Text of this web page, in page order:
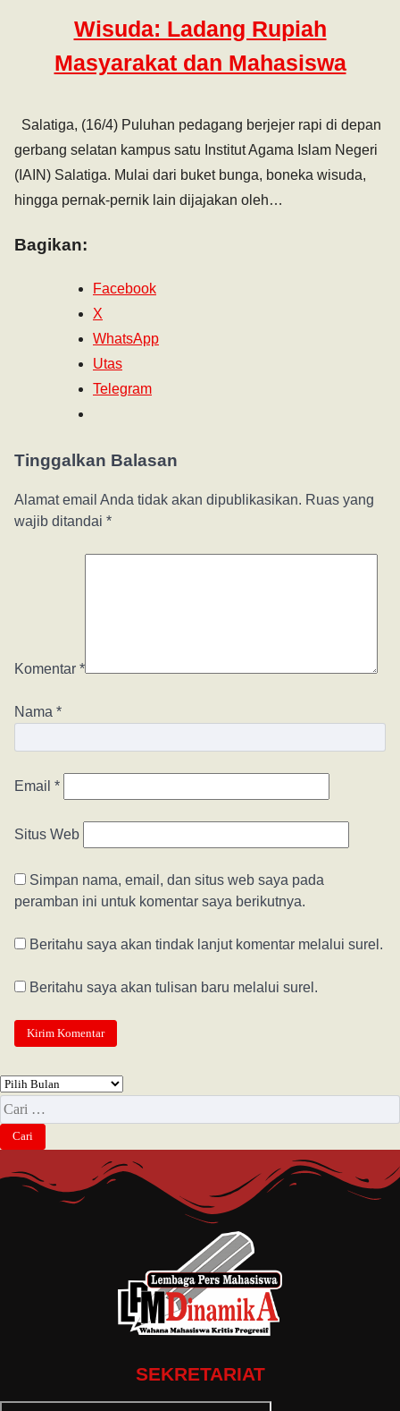
Wisuda: Ladang Rupiah
Masyarakat dan Mahasiswa
Salatiga, (16/4) Puluhan pedagang berjejer rapi di depan
gerbang selatan kampus satu Institut Agama Islam Negeri
(IAIN) Salatiga. Mulai dari buket bunga, boneka wisuda,
hingga pernak-pernik lain dijajakan oleh…
Bagikan:
Facebook
X
WhatsApp
Utas
Telegram
Tinggalkan Balasan
Alamat email Anda tidak akan dipublikasikan. Ruas yang
wajib ditandai *
Komentar *
Nama *
Email *
Situs Web
Simpan nama, email, dan situs web saya pada
peramban ini untuk komentar saya berikutnya.
Beritahu saya akan tindak lanjut komentar melalui surel.
Beritahu saya akan tulisan baru melalui surel.
SEKRETARIAT